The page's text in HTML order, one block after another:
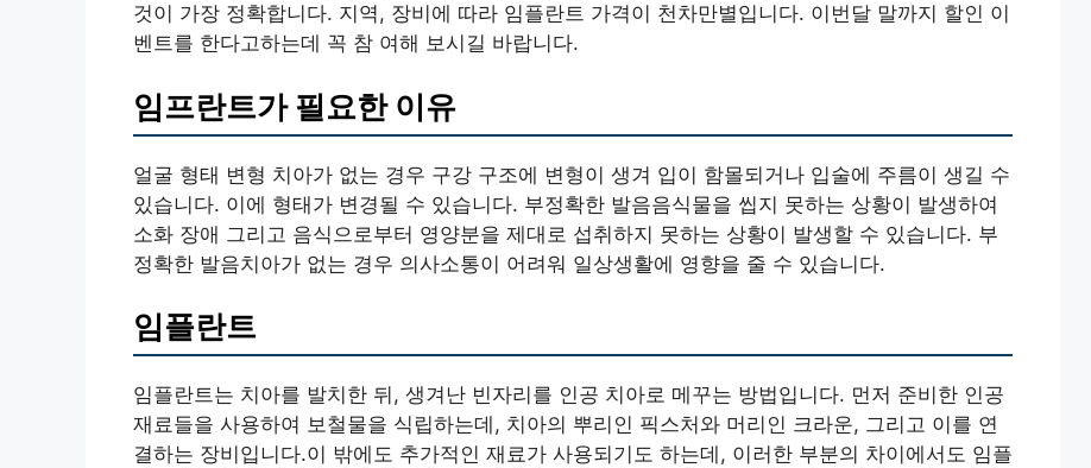
것이 가장 정확합니다. 지역, 장비에 따라 임플란트 가격이 천차만별입니다. 이번달 말까지 할인 이
벤트를 한다고하는데 꼭 참 여해 보시길 바랍니다.
임프란트가 필요한 이유
얼굴 형태 변형 치아가 없는 경우 구강 구조에 변형이 생겨 입이 함몰되거나 입술에 주름이 생길 수
있습니다. 이에 형태가 변경될 수 있습니다. 부정확한 발음음식물을 씹지 못하는 상황이 발생하여
소화 장애 그리고 음식으로부터 영양분을 제대로 섭취하지 못하는 상황이 발생할 수 있습니다. 부
정확한 발음치아가 없는 경우 의사소통이 어려워 일상생활에 영향을 줄 수 있습니다.
임플란트
임플란트는 치아를 발치한 뒤, 생겨난 빈자리를 인공 치아로 메꾸는 방법입니다. 먼저 준비한 인공
재료들을 사용하여 보철물을 식립하는데, 치아의 뿌리인 픽스처와 머리인 크라운, 그리고 이를 연
결하는 장비입니다.이 밖에도 추가적인 재료가 사용되기도 하는데, 이러한 부분의 차이에서도 임플